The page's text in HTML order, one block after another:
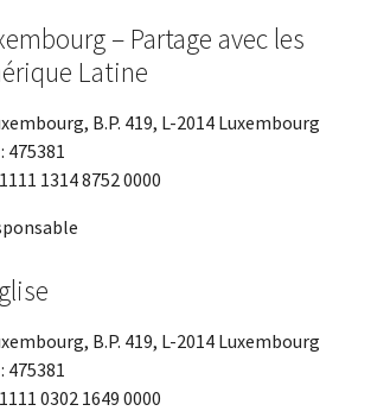
– Partage avec les
Latine
B.P. 419, L-2014 Luxembourg
475381
1314 8752 0000
B.P. 419, L-2014 Luxembourg
475381
0302 1649 0000